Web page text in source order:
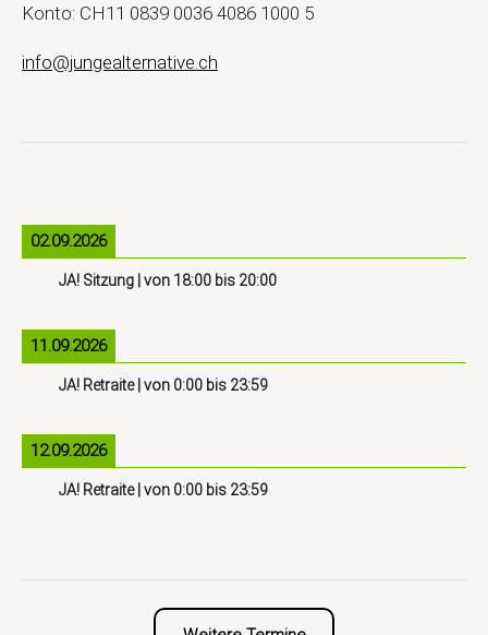
Konto: CH11 0839 0036 4086 1000 5
info@jungealternative.ch
02.09.2026
JA! Sitzung | von 18:00 bis 20:00
11.09.2026
JA! Retraite| von 0:00 bis 23:59
12.09.2026
JA! Retraite| von 0:00 bis 23:59